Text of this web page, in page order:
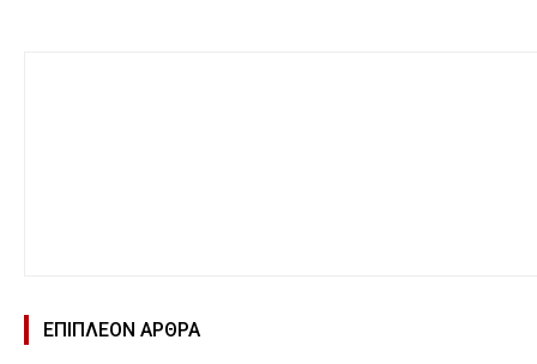
ΕΠΙΠΛΕΟΝ ΑΡΘΡΑ